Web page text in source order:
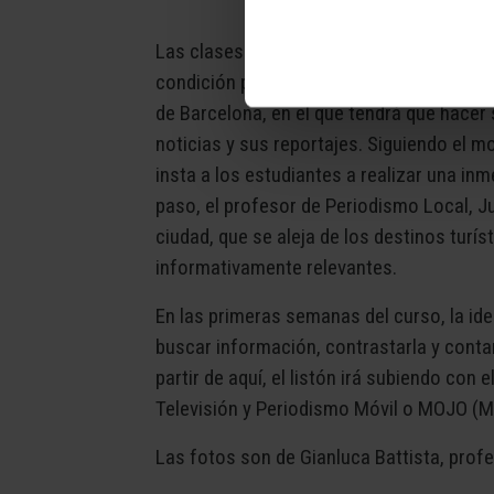
Las clases empezaron el lunes 7 de
condición práctica. En las primeras
de Barcelona, en el que tendrá que
noticias y sus reportajes. Siguiendo el
insta a los estudiantes a realizar una
paso, el profesor de Periodismo Local,
ciudad, que se aleja de los destinos
informativamente relevantes.
En las primeras semanas del curso, la
buscar información, contrastarla y
partir de aquí, el listón irá subiendo con
Televisión y Periodismo Móvil o MOJO
Las fotos son de Gianluca Battista,